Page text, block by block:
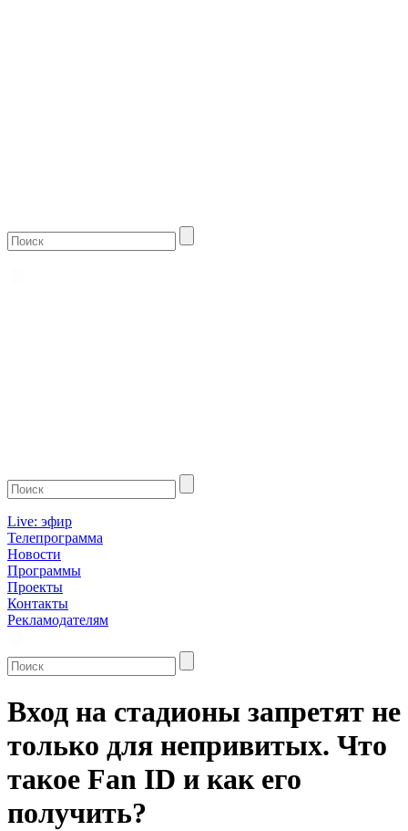
Live: эфир
Телепрограмма
Новости
Программы
Проекты
Контакты
Рекламодателям
Вход на стадионы запретят не
только для непривитых. Что
такое Fan ID и как его
получить?